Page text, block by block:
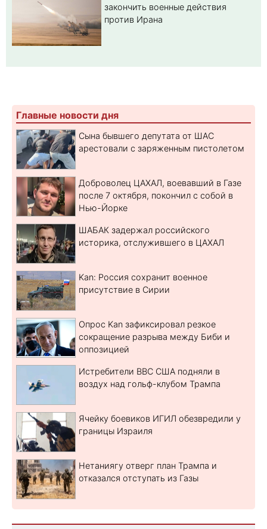
закончить военные действия
против Ирана
Главные новости дня
Сына бывшего депутата от ШАС
арестовали с заряженным пистолетом
Доброволец ЦАХАЛ, воевавший в Газе
после 7 октября, покончил с собой в
Нью-Йорке
ШАБАК задержал российского
историка, отслужившего в ЦАХАЛ
Kan: Россия сохранит военное
присутствие в Сирии
Опрос Kan зафиксировал резкое
сокращение разрыва между Биби и
оппозицией
Истребители ВВС США подняли в
воздух над гольф-клубом Трампа
Ячейку боевиков ИГИЛ обезвредили у
границы Израиля
Нетаниягу отверг план Трампа и
отказался отступать из Газы